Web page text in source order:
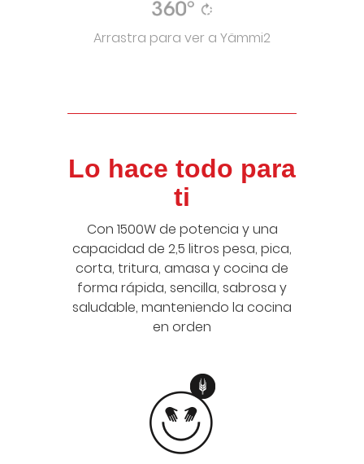
Arrastra para ver a Yämmi2
Lo hace todo para
ti
Con 1500W de potencia y una
capacidad de 2,5 litros pesa, pica,
corta, tritura, amasa y cocina de
forma rápida, sencilla, sabrosa y
saludable, manteniendo la cocina
en orden